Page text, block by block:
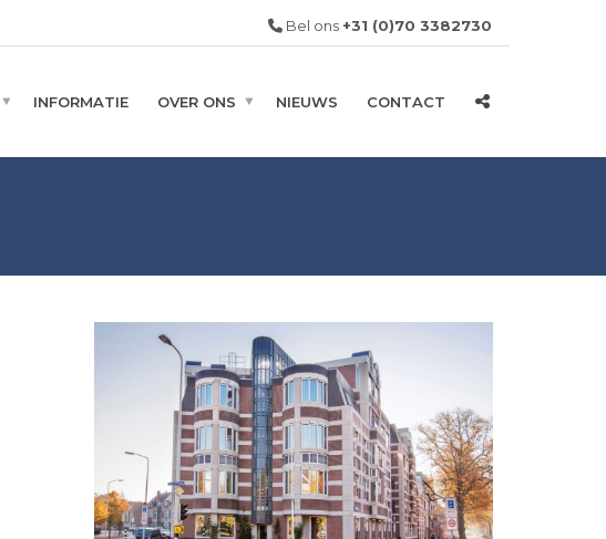
Bel ons +31 (0)70 3382730
INFORMATIE OVER ONS NIEUWS CONTACT